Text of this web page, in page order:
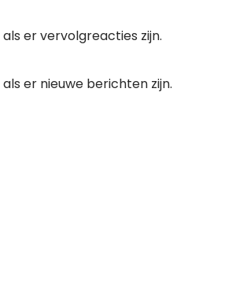
er vervolgreacties zijn.
er nieuwe berichten zijn.